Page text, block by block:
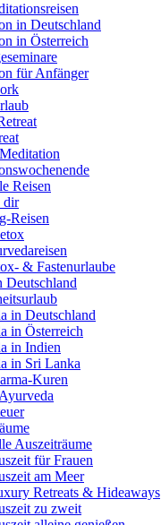
in Deutschland
in Österreich
für Anfänger
Reisen
dir
Reisen
& Fastenurlaube
Deutschland
in Deutschland
in Österreich
in Indien
in Sri Lanka
Kuren
Auszeiträume
für Frauen
am Meer
Retreats & Hideaways
zu zweit